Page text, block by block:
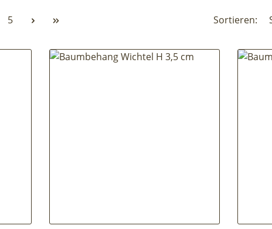
Seite
5 Sortieren: